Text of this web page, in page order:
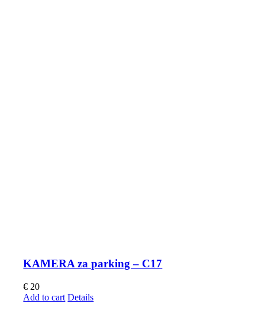
KAMERA za parking – C17
€ 20
Add to cart Details